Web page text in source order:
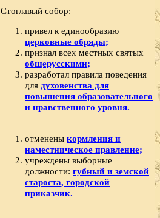
Стоглавый собор:
привел к единообразию
церковные обряды;
признал всех местных святых
общерусскими;
разработал правила поведения
для духовенства для
повышения образовательного
и нравственного уровня.
отменены кормления и
наместническое правление;
учреждены выборные
должности: губный и земской
староста, городской
приказчик.